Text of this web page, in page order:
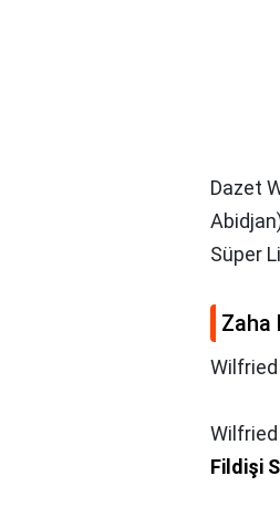
Dazet
Süper
Zaha
Wilfried
Wilfried
Fildişi